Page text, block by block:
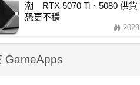
潮 RTX 5070 Ti、5080 供貨
恐更不穩
2029
GameApps